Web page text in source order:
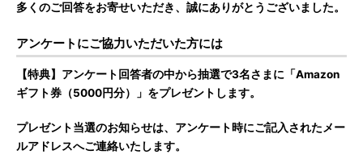
多くのご回答をお寄せいただき、誠にありがとうございました。
アンケートにご協力いただいた方には
【特典】アンケート回答者の中から抽選で3名さまに「Amazon
ギフト券（5000円分）」をプレゼントします。
プレゼント当選のお知らせは、アンケート時にご記入されたメー
ルアドレスへご連絡いたします。